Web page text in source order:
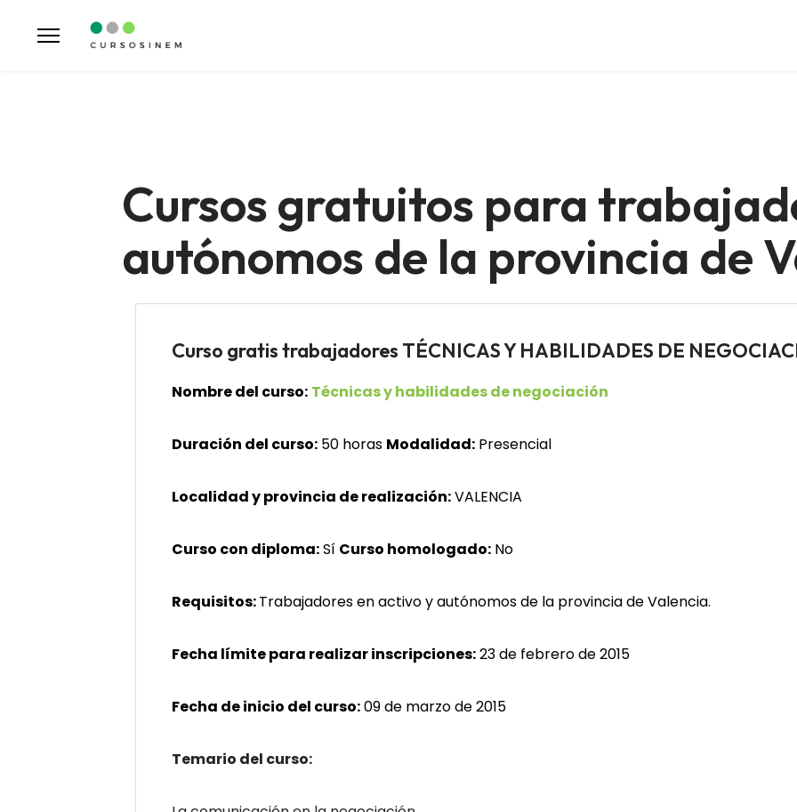
Cursos gratuitos para
autónomos de la provincia de
Curso gratis trabajadores TÉCNICAS Y HABILIDADES DE
Nombre del curso: Técnicas y habilidades de negociación
Duración del curso: 50 horas Modalidad: Presencial
Localidad y provincia de realización:VALENCIA
Curso con diploma:Sí Curso homologado: No
Requisitos:Trabajadores en activo y autónomos de la provincia de Valencia.
Fecha límite para realizar inscripciones:23 de febrero de 2015
Fecha de inicio del curso:09 de marzo de 2015
Temario del curso: